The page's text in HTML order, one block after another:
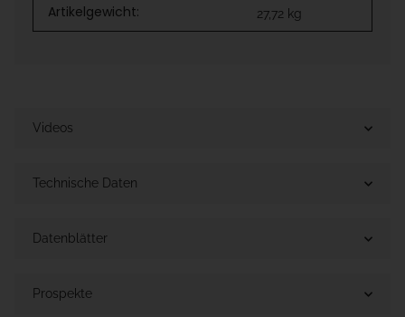
Artikelgewicht: 27,72 kg
Videos
Technische Daten
Datenblätter
Prospekte